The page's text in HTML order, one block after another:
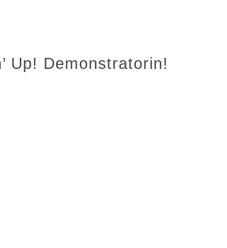
Up! Demonstratorin!